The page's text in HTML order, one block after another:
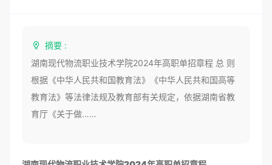
摘要 :
湖南现代物流职业技术学院2024年高职单招章程 总 则
根据《中华人民共和国教育法》《中华人民共和国高等
教育法》等法律法规及教育部有关规定，依据湖南省教
育厅《关于做……